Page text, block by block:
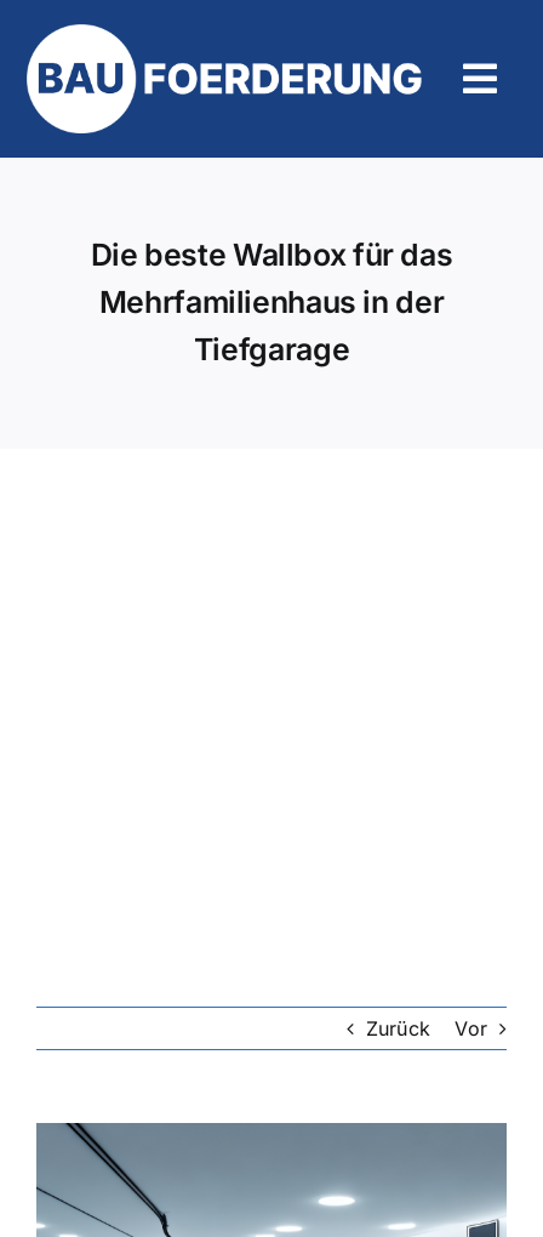
Inhalt
springen
Die beste Wallbox für das
Mehrfamilienhaus in der
Tiefgarage
Zurück Vor
Zeige
grösseres
Bild